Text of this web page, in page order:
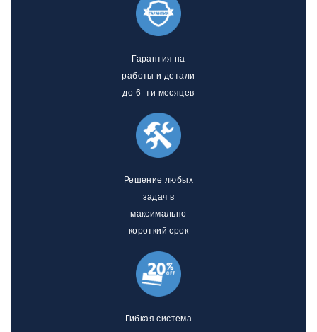
Гарантия на
работы и детали
до 6–ти месяцев
Решение любых
задач в
максимально
короткий срок
Гибкая система